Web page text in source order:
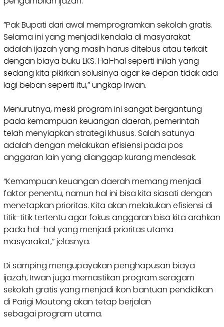
​”Pak Bupati dari awal memprogramkan sekolah gratis.
Selama ini yang menjadi kendala di masyarakat
adalah ijazah yang masih harus ditebus atau terkait
dengan biaya buku LKS. Hal-hal seperti inilah yang
sedang kita pikirkan solusinya agar ke depan tidak ada
lagi beban seperti itu,” ungkap Irwan.
Menurutnya, meski program ini sangat bergantung
pada kemampuan keuangan daerah, pemerintah
telah menyiapkan strategi khusus. Salah satunya
adalah dengan melakukan efisiensi pada pos
anggaran lain yang dianggap kurang mendesak.
“Kemampuan keuangan daerah memang menjadi
faktor penentu, namun hal ini bisa kita siasati dengan
menetapkan prioritas. Kita akan melakukan efisiensi di
titik-titik tertentu agar fokus anggaran bisa kita arahkan
pada hal-hal yang menjadi prioritas utama
masyarakat,” jelasnya.
Di samping mengupayakan penghapusan biaya
ijazah, Irwan juga memastikan program seragam
sekolah gratis yang menjadi ikon bantuan pendidikan
di Parigi Moutong akan tetap berjalan
sebagai program utama.